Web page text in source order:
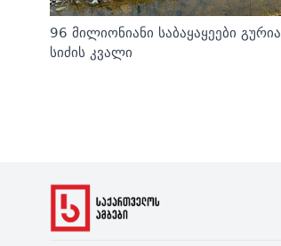
96 მილიონიანი საბაყაყეები
სიძის კვალი